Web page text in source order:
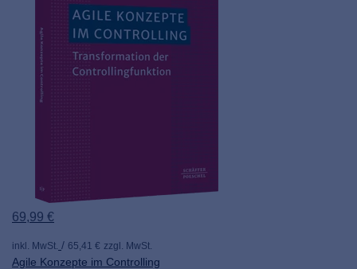
69,99 €
inkl. MwSt. 65,41 € zzgl. MwSt.
Agile Konzepte im Controlling